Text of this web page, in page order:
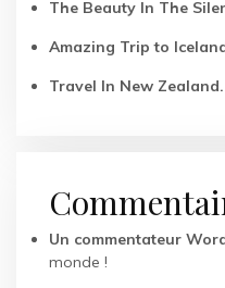
The Beauty In The
Amazing Trip to
Travel In New Zealand.
Un commentateur
monde !